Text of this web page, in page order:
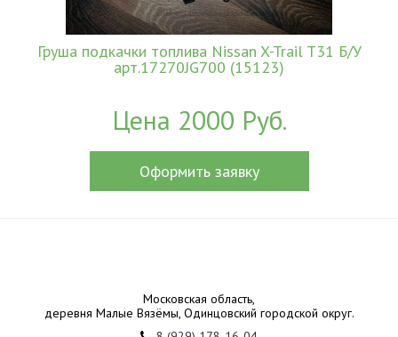
Груша подкачки топлива Nissan X-Trail T31 Б/У
арт.17270JG700 (15123)
Цена 2000 Руб.
Оформить заявку
Московская область,
деревня Малые Вязёмы, Одинцовский городской округ.